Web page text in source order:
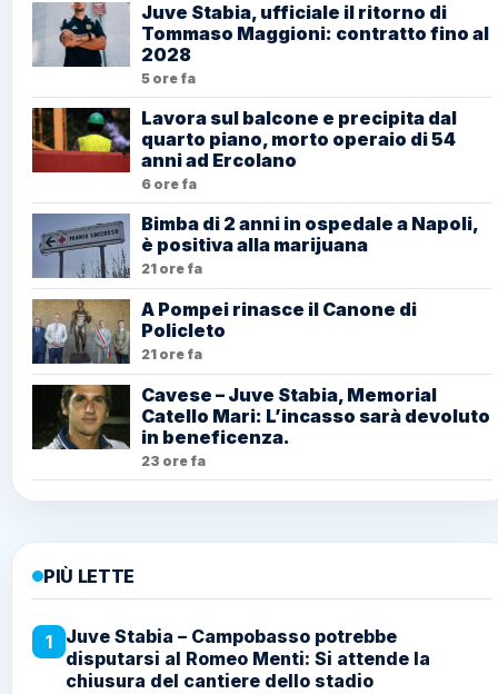
Juve Stabia, ufficiale il ritorno di
Tommaso Maggioni: contratto fino al
2028
5 ore fa
Lavora sul balcone e precipita dal
quarto piano, morto operaio di 54
anni ad Ercolano
6 ore fa
Bimba di 2 anni in ospedale a Napoli,
è positiva alla marijuana
21 ore fa
A Pompei rinasce il Canone di
Policleto
21 ore fa
Cavese – Juve Stabia, Memorial
Catello Mari: L’incasso sarà devoluto
in beneficenza.
23 ore fa
PIÙ LETTE
1
Juve Stabia – Campobasso potrebbe
disputarsi al Romeo Menti: Si attende la
chiusura del cantiere dello stadio